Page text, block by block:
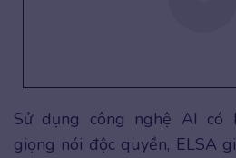
Sử dụng công nghệ AI có
giọng nói độc quyền, ELSA